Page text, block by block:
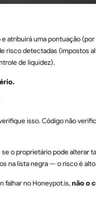
atribuirá uma pontuação
risco detectadas (impostos
de liquidez).
isso. Código não
o proprietário pode alterar
na lista negra — o risco é
falhar no Honeypot.is,não o